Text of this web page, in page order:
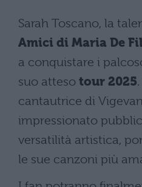
Sarah Toscano, la
Amici di Maria De
a conquistare i
suo atteso tour 2025
cantautrice di
impressionato
versatilità artistica,
le sue canzoni più